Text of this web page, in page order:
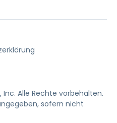
Alle Rechte vorbehalten.
sofern nicht